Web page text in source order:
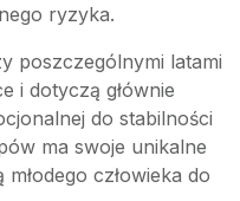
ryzyka.
poszczególnymi latami
i dotyczą głównie
do stabilności
ma swoje unikalne
człowieka do